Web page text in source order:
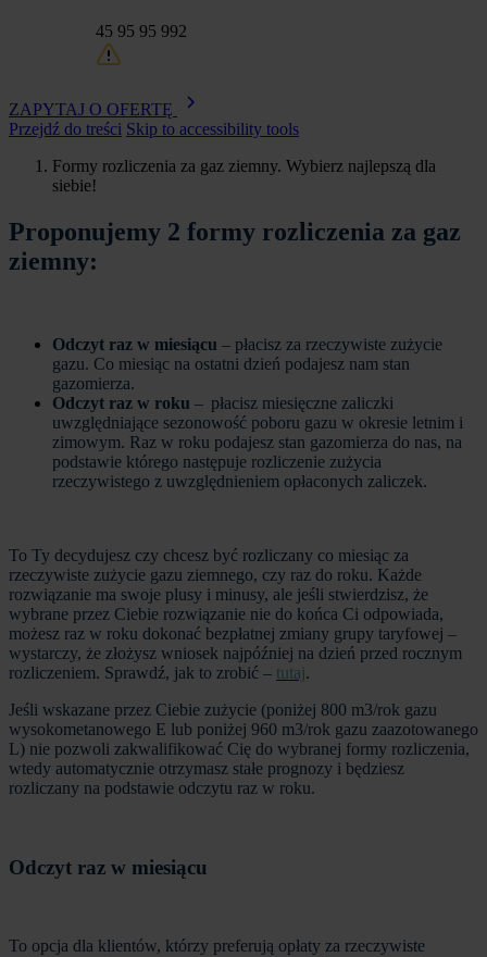
45 95 95 992
ZAPYTAJ O OFERTĘ
Przejdź do treści Skip to accessibility tools
Ścieżka
nawigacyjna
Formy rozliczenia za gaz ziemny. Wybierz najlepszą dla
siebie!
Proponujemy 2 formy rozliczenia za gaz
ziemny:
Odczyt raz w miesiącu – płacisz za rzeczywiste zużycie
gazu. Co miesiąc na ostatni dzień podajesz nam stan
gazomierza.
Odczyt raz w roku – płacisz miesięczne zaliczki
uwzględniające sezonowość poboru gazu w okresie letnim i
zimowym. Raz w roku podajesz stan gazomierza do nas, na
podstawie którego następuje rozliczenie zużycia
rzeczywistego z uwzględnieniem opłaconych zaliczek.
To Ty decydujesz czy chcesz być rozliczany co miesiąc za
rzeczywiste zużycie gazu ziemnego, czy raz do roku. Każde
rozwiązanie ma swoje plusy i minusy, ale jeśli stwierdzisz, że
wybrane przez Ciebie rozwiązanie nie do końca Ci odpowiada,
możesz raz w roku dokonać bezpłatnej zmiany grupy taryfowej –
wystarczy, że złożysz wniosek najpóźniej na dzień przed rocznym
rozliczeniem. Sprawdź, jak to zrobić – tutaj.
Jeśli wskazane przez Ciebie zużycie (poniżej 800 m3/rok gazu
wysokometanowego E lub poniżej 960 m3/rok gazu zaazotowanego
L) nie pozwoli zakwalifikować Cię do wybranej formy rozliczenia,
wtedy automatycznie otrzymasz stałe prognozy i będziesz
rozliczany na podstawie odczytu raz w roku.
Odczyt raz w miesiącu
To opcja dla klientów, którzy preferują opłaty za rzeczywiste